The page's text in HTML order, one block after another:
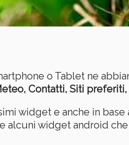
o Tablet ne
Contatti, Siti
widget e anche in
alcuni widget android